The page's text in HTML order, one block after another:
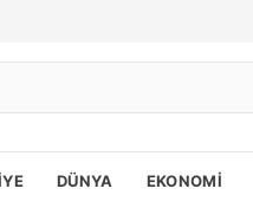
DÜNYA EKONOMI